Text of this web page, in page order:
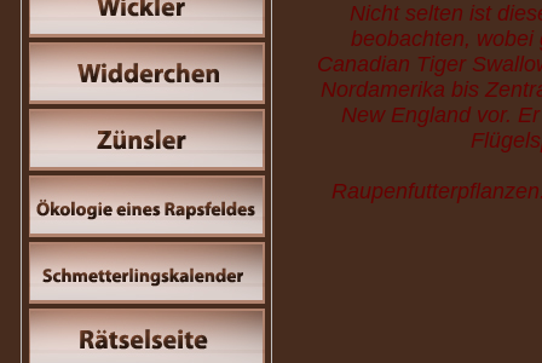
Nicht selten ist
beobachten, wobei
Canadian Tiger
Nordamerika bis
New England vor.